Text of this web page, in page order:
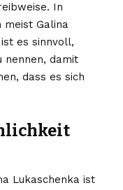
In
meist Galina
es sinnvoll,
nennen, damit
dass es sich
Lukaschenka ist